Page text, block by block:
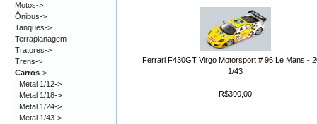
Ferrari F430GT Virgo Motorsport # 96 Le Mans -
1/43
R$390,00
Motos->
Ônibus->
Tanques->
Terraplanagem
Tratores->
Trens->
Carros->
Metal 1/12->
Metal 1/18->
Metal 1/24->
Metal 1/43->